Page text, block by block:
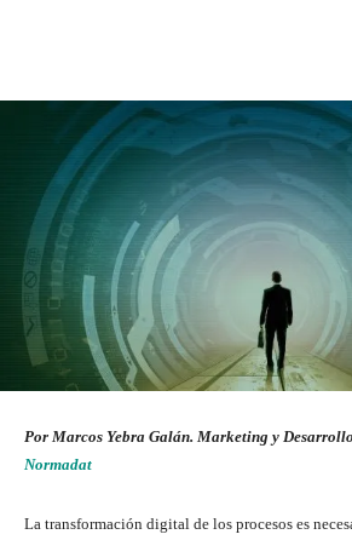
Por Marcos Yebra Galán. Marketing y
Normadat
La transformación digital de los procesos es